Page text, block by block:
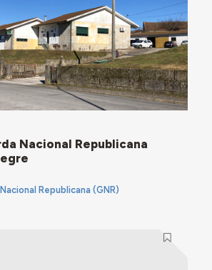
Nacional Republicana
Republicana (GNR)